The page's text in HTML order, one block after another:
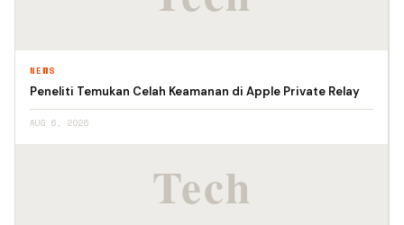
NEWS
Peneliti Temukan Celah Keamanan di Apple Private Relay
AUG 6, 2026